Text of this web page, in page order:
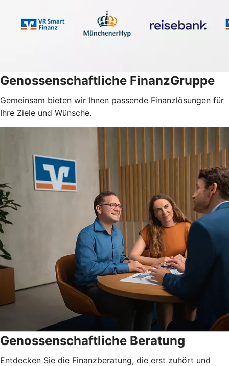
Genossenschaftliche FinanzGruppe
Gemeinsam bieten wir Ihnen passende Finanzlösungen für
Ihre Ziele und Wünsche.
Genossenschaftliche Beratung
Entdecken Sie die Finanzberatung, die erst zuhört und